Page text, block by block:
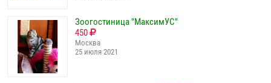
Зоогостиница "МаксимУС"
450
Москва
25 июля 2021